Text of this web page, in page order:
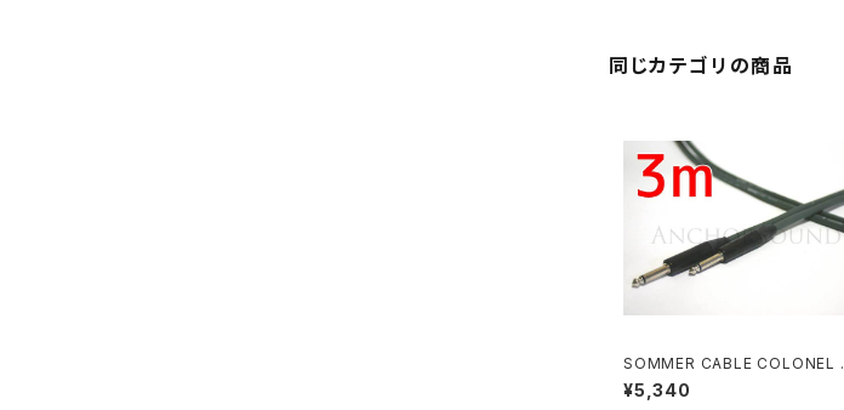
同じカテゴリの商品
SOMMER CABLE COLONEL I
NCREDIBLE NEUTRIKニッケル
プラグ S-S 3m
¥5,340